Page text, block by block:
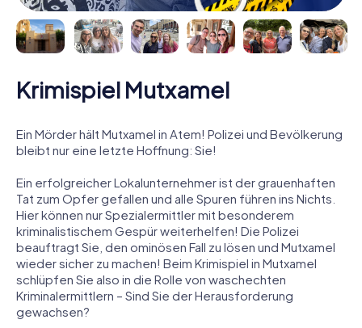
Krimispiel Mutxamel
Ein Mörder hält Mutxamel in Atem! Polizei und Bevölkerung
bleibt nur eine letzte Hoffnung: Sie!
Ein erfolgreicher Lokalunternehmer ist der grauenhaften
Tat zum Opfer gefallen und alle Spuren führen ins Nichts.
Hier können nur Spezialermittler mit besonderem
kriminalistischem Gespür weiterhelfen! Die Polizei
beauftragt Sie, den ominösen Fall zu lösen und Mutxamel
wieder sicher zu machen! Beim Krimispiel in Mutxamel
schlüpfen Sie also in die Rolle von waschechten
Kriminalermittlern – Sind Sie der Herausforderung
gewachsen?